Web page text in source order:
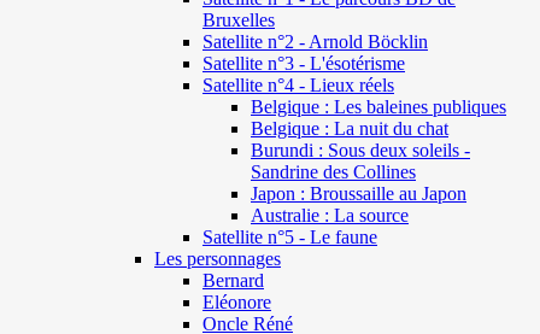
Bruxelles
Satellite n°2 - Arnold Böcklin
Satellite n°3 - L'ésotérisme
Satellite n°4 - Lieux réels
Belgique : Les baleines publiques
Belgique : La nuit du chat
Burundi : Sous deux soleils -
Sandrine des Collines
Japon : Broussaille au Japon
Australie : La source
Satellite n°5 - Le faune
Les personnages
Bernard
Eléonore
Oncle Réné